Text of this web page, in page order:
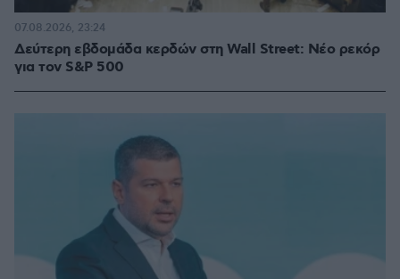
Δεύτερη εβδομάδα κερδών στη Wall Street: Νέο ρεκόρ
για τον S&P 500
07.08.2026, 23:24